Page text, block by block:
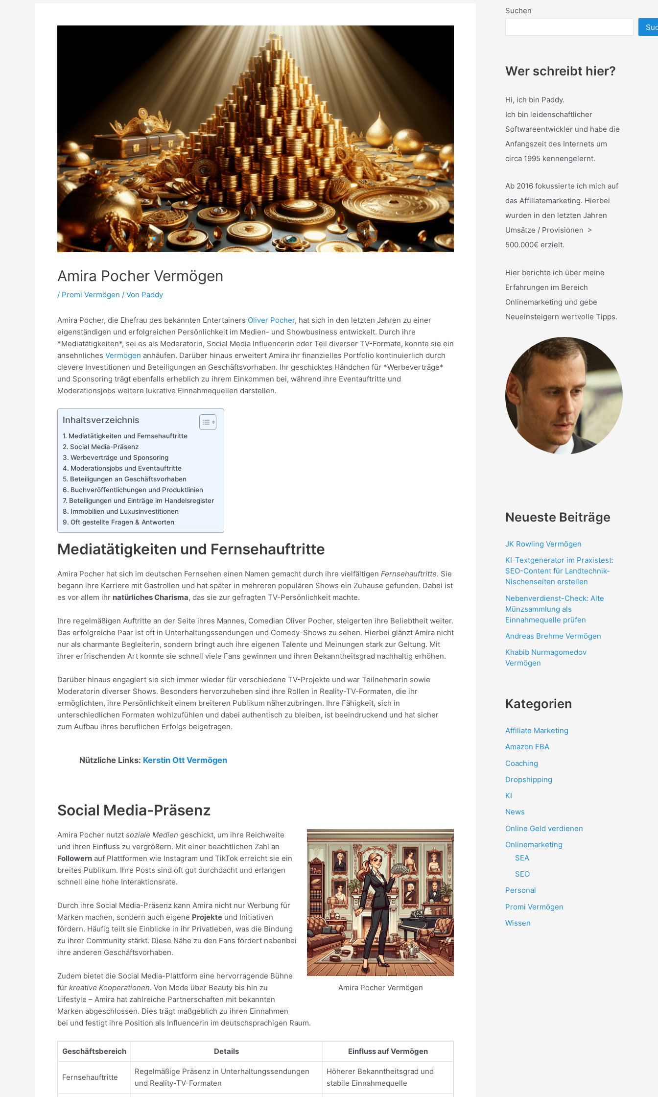
Amira Pocher Vermögen
/ Promi Vermögen / Von Paddy
Amira Pocher, die Ehefrau des bekannten Entertainers Oliver Pocher, hat sich in den letzten Jahren zu einer
eigenständigen und erfolgreichen Persönlichkeit im Medien- und Showbusiness entwickelt. Durch ihre
*Mediatätigkeiten*, sei es als Moderatorin, Social Media Influencerin oder Teil diverser TV-Formate, konnte sie ein
ansehnliches Vermögen anhäufen. Darüber hinaus erweitert Amira ihr finanzielles Portfolio kontinuierlich durch
clevere Investitionen und Beteiligungen an Geschäftsvorhaben. Ihr geschicktes Händchen für *Werbeverträge*
und Sponsoring trägt ebenfalls erheblich zu ihrem Einkommen bei, während ihre Eventauftritte und
Moderationsjobs weitere lukrative Einnahmequellen darstellen.
Inhaltsverzeichnis
Mediatätigkeiten und Fernsehauftritte
Social Media-Präsenz
Werbeverträge und Sponsoring
Moderationsjobs und Eventauftritte
Beteiligungen an Geschäftsvorhaben
Buchveröffentlichungen und Produktlinien
Beteiligungen und Einträge im Handelsregister
Immobilien und Luxusinvestitionen
Oft gestellte Fragen & Antworten
Mediatätigkeiten und Fernsehauftritte
Amira Pocher hat sich im deutschen Fernsehen einen Namen gemacht durch ihre vielfältigen Fernsehauftritte. Sie
begann ihre Karriere mit Gastrollen und hat später in mehreren populären Shows ein Zuhause gefunden. Dabei ist
es vor allem ihr natürliches Charisma, das sie zur gefragten TV-Persönlichkeit machte.
Ihre regelmäßigen Auftritte an der Seite ihres Mannes, Comedian Oliver Pocher, steigerten ihre Beliebtheit weiter.
Das erfolgreiche Paar ist oft in Unterhaltungssendungen und Comedy-Shows zu sehen. Hierbei glänzt Amira nicht
nur als charmante Begleiterin, sondern bringt auch ihre eigenen Talente und Meinungen stark zur Geltung. Mit
ihrer erfrischenden Art konnte sie schnell viele Fans gewinnen und ihren Bekanntheitsgrad nachhaltig erhöhen.
Darüber hinaus engagiert sie sich immer wieder für verschiedene TV-Projekte und war Teilnehmerin sowie
Moderatorin diverser Shows. Besonders hervorzuheben sind ihre Rollen in Reality-TV-Formaten, die ihr
ermöglichten, ihre Persönlichkeit einem breiteren Publikum näherzubringen. Ihre Fähigkeit, sich in
unterschiedlichen Formaten wohlzufühlen und dabei authentisch zu bleiben, ist beeindruckend und hat sicher
zum Aufbau ihres beruflichen Erfolgs beigetragen.
Nützliche Links: Kerstin Ott Vermögen
Social Media-Präsenz
Amira Pocher Vermögen
Amira Pocher nutzt soziale Medien geschickt, um ihre Reichweite
und ihren Einfluss zu vergrößern. Mit einer beachtlichen Zahl an
Followern auf Plattformen wie Instagram und TikTok erreicht sie ein
breites Publikum. Ihre Posts sind oft gut durchdacht und erlangen
schnell eine hohe Interaktionsrate.
Durch ihre Social Media-Präsenz kann Amira nicht nur Werbung für
Marken machen, sondern auch eigene Projekte und Initiativen
fördern. Häufig teilt sie Einblicke in ihr Privatleben, was die Bindung
zu ihrer Community stärkt. Diese Nähe zu den Fans fördert nebenbei
ihre anderen Geschäftsvorhaben.
Zudem bietet die Social Media-Plattform eine hervorragende Bühne
für kreative Kooperationen. Von Mode über Beauty bis hin zu
Lifestyle – Amira hat zahlreiche Partnerschaften mit bekannten
Marken abgeschlossen. Dies trägt maßgeblich zu ihren Einnahmen
bei und festigt ihre Position als Influencerin im deutschsprachigen Raum.
Geschäftsbereich Details Einfluss auf Vermögen
Fernsehauftritte
Regelmäßige Präsenz in Unterhaltungssendungen
und Reality-TV-Formaten
Höherer Bekanntheitsgrad und
stabile Einnahmequelle
Suchen
Wer schreibt hier?
Hi, ich bin Paddy.
Ich bin leidenschaftlicher
Softwareentwickler und habe die
Anfangszeit des Internets um
circa 1995 kennengelernt.
Ab 2016 fokussierte ich mich auf
das Affiliatemarketing. Hierbei
wurden in den letzten Jahren
Umsätze / Provisionen >
500.000€ erzielt.
Hier berichte ich über meine
Erfahrungen im Bereich
Onlinemarketing und gebe
Neueinsteigern wertvolle Tipps.
Neueste Beiträge
JK Rowling Vermögen
KI-Textgenerator im Praxistest:
SEO-Content für Landtechnik-
Nischenseiten erstellen
Nebenverdienst-Check: Alte
Münzsammlung als
Einnahmequelle prüfen
Andreas Brehme Vermögen
Khabib Nurmagomedov
Vermögen
Kategorien
Affiliate Marketing
Amazon FBA
Coaching
Dropshipping
KI
News
Online Geld verdienen
Onlinemarketing
SEA
SEO
Personal
Promi Vermögen
Wissen